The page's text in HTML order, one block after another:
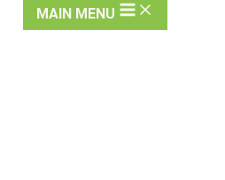
MAIN MENU